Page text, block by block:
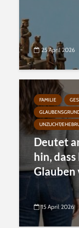
25 April 2026
FAMILIE
UNZUCHT/
Deutet
hin,
Glauben
15 April 2026